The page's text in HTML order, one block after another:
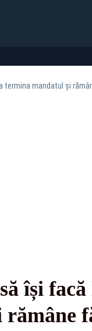
termina mandatul și
își
rămâne